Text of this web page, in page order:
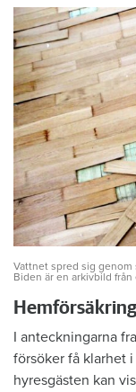
Vattnet spred sig
Biden är en arkivbild
I anteckningarna
försöker få klarhet
hyresgästen kan